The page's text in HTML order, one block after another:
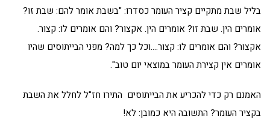
בליל שבת מתקיים קציר העומר כסדרו: "בשבת אומר להם: שבת זו?
אומרים הין. שבת זו? אומרים הין. אקצור? והם אומרים לו: קצור.
אקצור? והם אומרים לו: קצור….וכל כך למה? מפני הבייתוסים שהיו
אומרים אין קצירת העומר במוצאי יום טוב".
האמנם רק כדי להכריע את הבייתוסים התירו חז"ל לחלל את השבת
בקציר העומר? התשובה היא כמובן: לא!